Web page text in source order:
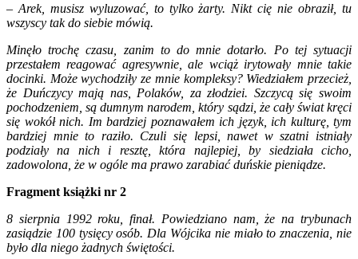
– Arek, musisz wyluzować, to tylko żarty. Nikt cię nie obraził, tu
wszyscy tak do siebie mówią.
Minęło trochę czasu, zanim to do mnie dotarło. Po tej sytuacji
przestałem reagować agresywnie, ale wciąż irytowały mnie takie
docinki. Może wychodziły ze mnie kompleksy? Wiedziałem przecież,
że Duńczycy mają nas, Polaków, za złodziei. Szczycą się swoim
pochodzeniem, są dumnym narodem, który sądzi, że cały świat kręci
się wokół nich. Im bardziej poznawałem ich język, ich kulturę, tym
bardziej mnie to raziło. Czuli się lepsi, nawet w szatni istniały
podziały na nich i resztę, która najlepiej, by siedziała cicho,
zadowolona, że w ogóle ma prawo zarabiać duńskie pieniądze.
Fragment książki nr 2
8 sierpnia 1992 roku, finał. Powiedziano nam, że na trybunach
zasiądzie 100 tysięcy osób. Dla Wójcika nie miało to znaczenia, nie
było dla niego żadnych świętości.